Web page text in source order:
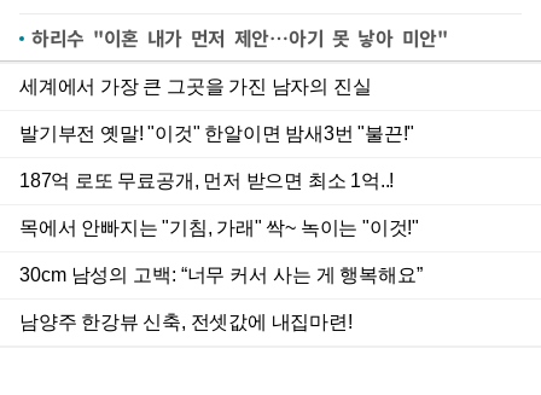
하리수 "이혼 내가 먼저 제안…아기 못 낳아 미안"